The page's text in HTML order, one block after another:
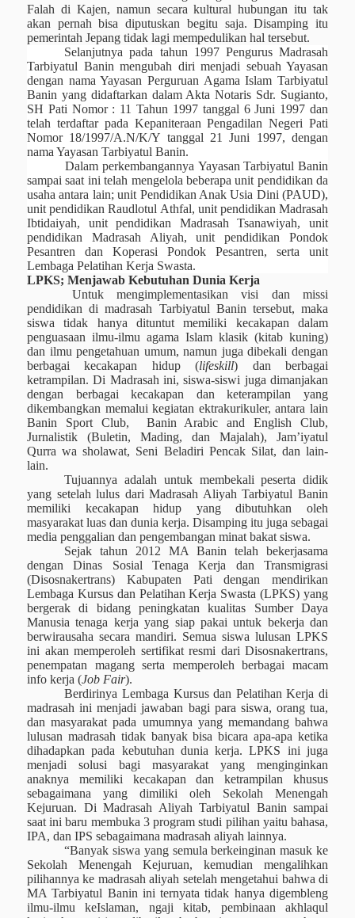
Falah di Kajen, namun secara kultural hubungan itu tak
akan pernah bisa diputuskan begitu saja. Disamping itu
pemerintah Jepang tidak lagi mempedulikan hal tersebut.
Selanjutnya pada tahun 1997 Pengurus Madrasah
Tarbiyatul Banin mengubah diri menjadi sebuah Yayasan
dengan nama Yayasan Perguruan Agama Islam Tarbiyatul
Banin yang didaftarkan dalam Akta Notaris Sdr. Sugianto,
SH Pati Nomor : 11 Tahun 1997 tanggal 6 Juni 1997 dan
telah terdaftar pada Kepaniteraan Pengadilan Negeri Pati
Nomor 18/1997/A.N/K/Y tanggal 21 Juni 1997, dengan
nama Yayasan Tarbiyatul Banin.
Dalam perkembangannya Yayasan Tarbiyatul Banin
sampai saat ini telah mengelola beberapa unit pendidikan da
usahaantara lain; unit Pendidikan Anak Usia Dini (PAUD),
unit pendidikanRaudlotul Athfal, unit pendidikan Madrasah
Ibtidaiyah, unit pendidikan Madrasah Tsanawiyah, unit
pendidikan Madrasah Aliyah, unit pendidikan Pondok
Pesantren dan Koperasi Pondok Pesantren, serta unit
Lembaga Pelatihan Kerja Swasta.
LPKS; Menjawab Kebutuhan Dunia Kerja
Untuk mengimplementasikan visi dan missi
pendidikan di madrasah Tarbiyatul Banin tersebut, maka
siswa tidak hanya dituntut memiliki kecakapan dalam
penguasaan ilmu-ilmu agama Islam klasik (kitab kuning)
dan ilmu pengetahuan umum, namun juga dibekali dengan
berbagai kecakapan hidup (lifeskill) dan berbagai
ketrampilan. Di Madrasah ini, siswa-siswi juga dimanjakan
dengan berbagai kecakapan dan keterampilan yang
dikembangkan memalui kegiatan ektrakurikuler, antara lain
Banin Sport Club,
Banin Arabic and English Club,
Jurnalistik (Buletin, Mading, dan Majalah), Jam’iyatul
Qurra wa sholawat, Seni Beladiri Pencak Silat, dan lain-
lain.
Tujuannya adalah untuk membekali peserta didik
yang setelah lulus dari Madrasah Aliyah Tarbiyatul Banin
memiliki kecakapan hidup yang dibutuhkan oleh
masyarakat luas dan dunia kerja. Disamping itu juga sebagai
media penggalian dan pengembangan minat bakat siswa.
Sejak tahun 2012 MA Banin telah bekerjasama
dengan Dinas Sosial Tenaga Kerja dan Transmigrasi
(Disosnakertrans) Kabupaten Pati dengan mendirikan
Lembaga Kursus dan Pelatihan Kerja Swasta (LPKS) yang
bergerak di bidang peningkatan kualitas Sumber Daya
Manusia tenaga kerja yang siap pakai untuk bekerja dan
berwirausaha secara mandiri. Semua siswa lulusan LPKS
ini akan memperoleh sertifikat resmi dari Disosnakertrans,
penempatan magang serta memperoleh berbagai macam
info kerja (Job Fair).
Berdirinya Lembaga Kursus dan Pelatihan Kerja di
madrasah ini menjadi jawaban bagi para siswa, orang tua,
dan masyarakat pada umumnya yang memandang bahwa
lulusan madrasah tidak banyak bisa bicara apa-apa ketika
dihadapkan pada kebutuhan dunia kerja. LPKS ini juga
menjadi solusi bagi masyarakat yang menginginkan
anaknya memiliki kecakapan dan ketrampilan khusus
sebagaimana yang dimiliki oleh Sekolah Menengah
Kejuruan. Di Madrasah Aliyah Tarbiyatul Banin sampai
saat ini baru membuka 3 program studi pilihan yaitu bahasa,
IPA, dan IPS sebagaimana madrasah aliyah lainnya.
“Banyak siswa yang semula berkeinginan masuk ke
Sekolah Menengah Kejuruan, kemudian mengalihkan
pilihannya ke madrasah aliyah setelah mengetahui bahwa di
MA Tarbiyatul Banin ini ternyata tidak hanya digembleng
ilmu-ilmu keIslaman, ngaji kitab, pembinaan akhlaqul